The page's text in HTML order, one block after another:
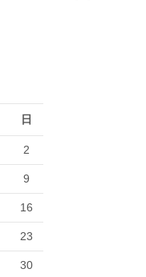
日
2
9
16
23
30